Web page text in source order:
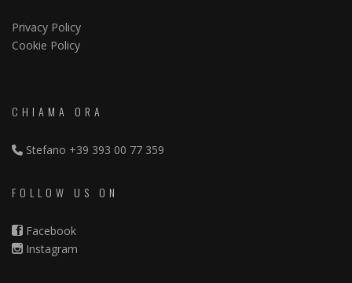
Privacy Policy
Cookie Policy
CHIAMA ORA
Stefano +39 393 00 77 359
FOLLOW US ON
Facebook
Instagram